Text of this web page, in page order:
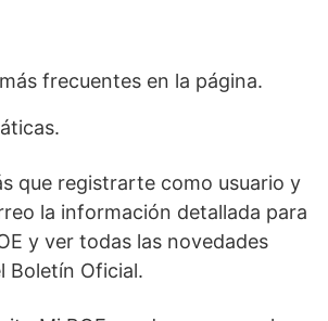
frecuentes en la página.
que registrarte como usuario y
la información detallada para
y ver todas las novedades
Boletín Oficial.